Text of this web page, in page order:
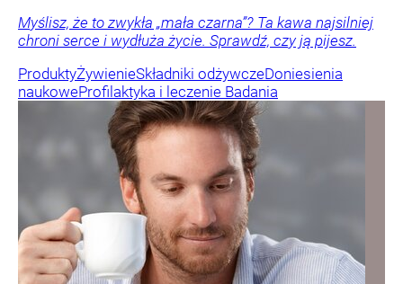
Myślisz, że to zwykła „mała czarna”? Ta kawa najsilniej
chroni serce i wydłuża życie. Sprawdź, czy ją pijesz.
ProduktyŻywienieSkładniki odżywczeDoniesienia
naukoweProfilaktyka i leczenie Badania